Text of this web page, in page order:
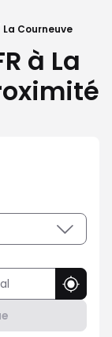
La Courneuve
à La